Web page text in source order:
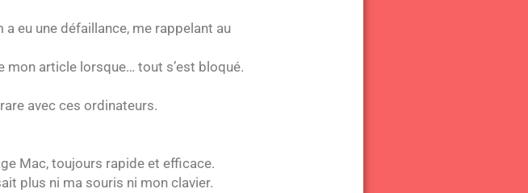
eu une défaillance, me rappelant au
mon article lorsque… tout s’est bloqué.
avec ces ordinateurs.
Mac, toujours rapide et efficace.
plus ni ma souris ni mon clavier.